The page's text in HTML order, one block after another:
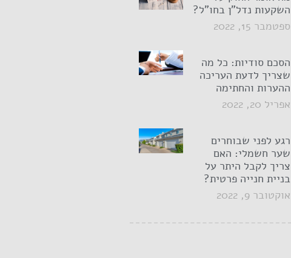
השקעות נדל"ן בחו"ל?
ספטמבר 15, 2022
הסכם סודיות: כל מה
שצריך לדעת העריכה
ההערות והחתימה
אפריל 20, 2022
רגע לפני שבוחרים
שער חשמלי: האם
צריך לקבל היתר על
בניית חנייה פרטית?
אוקטובר 9, 2022